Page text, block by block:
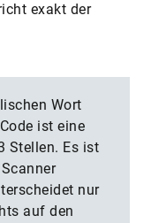
exakt der
Wort
ist eine
Stellen. Es ist
nur
auf den